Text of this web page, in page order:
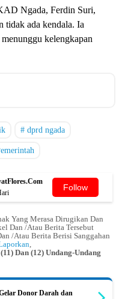
Ngada, Ferdin Suri,
tidak ada kendala. Ia
kelengkapan
dprd ngada
Follow
Yang Merasa Dirugikan Dan
Dan /Atau Berita Tersebut
/Atau Berita Berisi Sanggahan
,
Dan (12) Undang-Undang
Donor Darah dan